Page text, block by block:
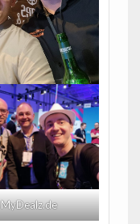
MyDealz.de